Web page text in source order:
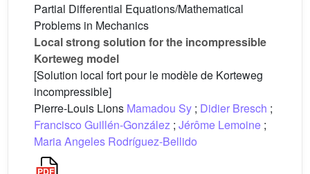
Partial Differential Equations/Mathematical
Problems in Mechanics
Local strong solution for the incompressible
Korteweg model
[Solution local fort pour le modèle de Korteweg
incompressible]
Pierre-Louis Lions Mamadou Sy ; Didier Bresch ;
Francisco Guillén-González ; Jérôme Lemoine ;
Maria Angeles Rodríguez-Bellido